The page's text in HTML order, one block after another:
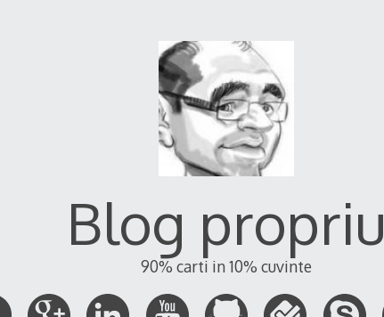
Blog propriu
90% carti in 10% cuvinte